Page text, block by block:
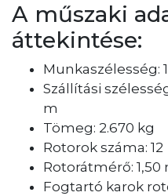
A műszaki
áttekintése:
Munkaszélesség:
Szállítási
m
Tömeg: 2.670 kg
Rotorok száma: 12
Rotorátmérő: 1,50
Fogtartó karok